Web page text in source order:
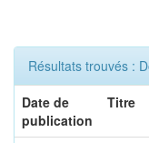
Résultats trouvés :
Date de
publication
Titre